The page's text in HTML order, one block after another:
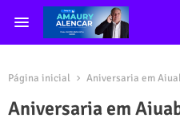
Página inicial Aniversaria em
Aniversaria em